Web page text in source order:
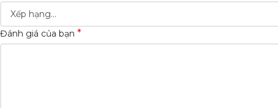
Đánh giá của bạn *